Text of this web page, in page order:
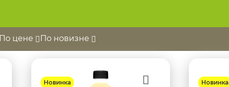
По цене По новизне
Новинка Новинка